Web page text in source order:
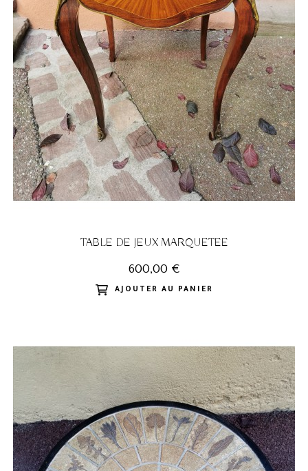
TABLE DE JEUX MARQUETEE
600,00 €
AJOUTER AU PANIER